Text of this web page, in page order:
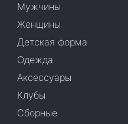
Мужчины
Женщины
Детская форма
Одежда
Аксессуары
Клубы
Сборные